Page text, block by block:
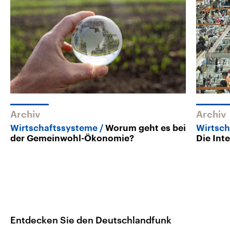
Archiv
Wirtschaftssysteme
Worum geht es bei
der Gemeinwohl-Ökonomie?
Archiv
Die
Entdecken Sie den Deutschlandfunk